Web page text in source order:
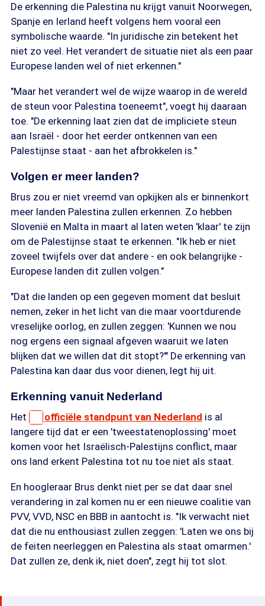
De erkenning die Palestina nu krijgt vanuit Noorwegen,
Spanje en Ierland heeft volgens hem vooral een
symbolische waarde. "In juridische zin betekent het
niet zo veel. Het verandert de situatie niet als een paar
Europese landen wel of niet erkennen."
"Maar het verandert wel de wijze waarop in de wereld
de steun voor Palestina toeneemt", voegt hij daaraan
toe. "De erkenning laat zien dat de impliciete steun
aan Israël - door het eerder ontkennen van een
Palestijnse staat - aan het afbrokkelen is."
Volgen er meer landen?
Brus zou er niet vreemd van opkijken als er binnenkort
meer landen Palestina zullen erkennen. Zo hebben
Slovenië en Malta in maart al laten weten 'klaar' te zijn
om de Palestijnse staat te erkennen. "Ik heb er niet
zoveel twijfels over dat andere - en ook belangrijke -
Europese landen dit zullen volgen."
"Dat die landen op een gegeven moment dat besluit
nemen, zeker in het licht van die maar voortdurende
vreselijke oorlog, en zullen zeggen: 'Kunnen we nou
nog ergens een signaal afgeven waaruit we laten
blijken dat we willen dat dit stopt?'" De erkenning van
Palestina kan daar dus voor dienen, legt hij uit.
Erkenning vanuit Nederland
Het officiële standpunt van Nederland is al
langere tijd dat er een 'tweestatenoplossing' moet
komen voor het Israëlisch-Palestijns conflict, maar
ons land erkent Palestina tot nu toe niet als staat.
En hoogleraar Brus denkt niet per se dat daar snel
verandering in zal komen nu er een nieuwe coalitie van
PVV, VVD, NSC en BBB in aantocht is. "Ik verwacht niet
dat die nu enthousiast zullen zeggen: 'Laten we ons bij
de feiten neerleggen en Palestina als staat omarmen.'
Dat zullen ze, denk ik, niet doen", zegt hij tot slot.